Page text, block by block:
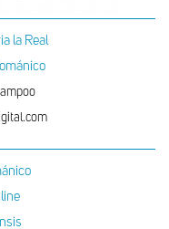
la Real